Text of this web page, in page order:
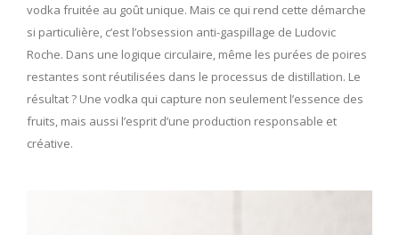
vodka fruitée au goût unique. Mais ce qui rend cette démarche
si particulière, c’est l’obsession anti-gaspillage de Ludovic
Roche. Dans une logique circulaire, même les purées de poires
restantes sont réutilisées dans le processus de distillation. Le
résultat ? Une vodka qui capture non seulement l’essence des
fruits, mais aussi l’esprit d’une production responsable et
créative.